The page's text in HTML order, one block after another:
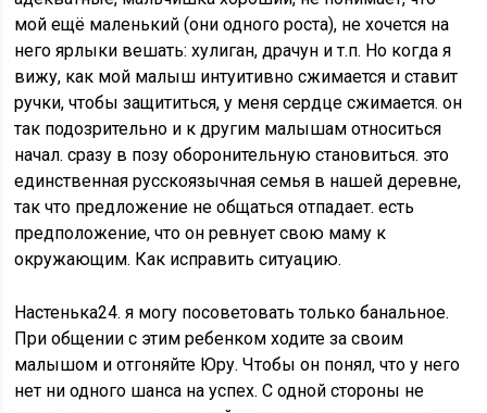
мой ещё маленький (они одного роста), не хочется на
него ярлыки вешать: хулиган, драчун и т.п. Но когда я
вижу, как мой малыш интуитивно сжимается и ставит
ручки, чтобы защититься, у меня сердце сжимается. он
так подозрительно и к другим малышам относиться
начал. сразу в позу оборонительную становиться. это
единственная русскоязычная семья в нашей деревне,
так что предложение не общаться отпадает. есть
предположение, что он ревнует свою маму к
окружающим. Как исправить ситуацию.
Настенька24. я могу посоветовать только банальное.
При общении с этим ребенком ходите за своим
малышом и отгоняйте Юру. Чтобы он понял, что у него
нет ни одного шанса на успех. С одной стороны не